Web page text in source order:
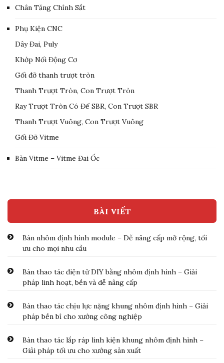
Chân Tăng Chỉnh Sắt
Phụ Kiện CNC
Dây Đai, Puly
Khớp Nối Động Cơ
Gối đỡ thanh trượt tròn
Thanh Trượt Tròn, Con Trượt Tròn
Ray Trượt Tròn Có Đế SBR, Con Trượt SBR
Thanh Trượt Vuông, Con Trượt Vuông
Gối Đỡ Vitme
Bàn Vitme – Vitme Đai Ốc
BÀI VIẾT
Bàn nhôm định hình module – Dễ nâng cấp mở rộng, tối
ưu cho mọi nhu cầu
Bàn thao tác điện tử DIY bằng nhôm định hình – Giải
pháp linh hoạt, bền và dễ nâng cấp
Bàn thao tác chịu lực nặng khung nhôm định hình – Giải
pháp bền bỉ cho xưởng công nghiệp
Bàn thao tác lắp ráp linh kiện khung nhôm định hình –
Giải pháp tối ưu cho xưởng sản xuất